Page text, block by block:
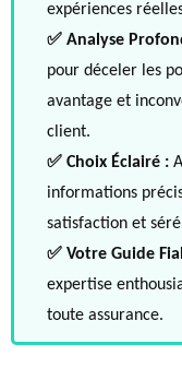
expériences
✅ Analyse
pour déceler les
avantage et
client.
✅ Choix Éclairé :
informations
satisfaction et
✅ Votre Guide
expertise
toute assurance.